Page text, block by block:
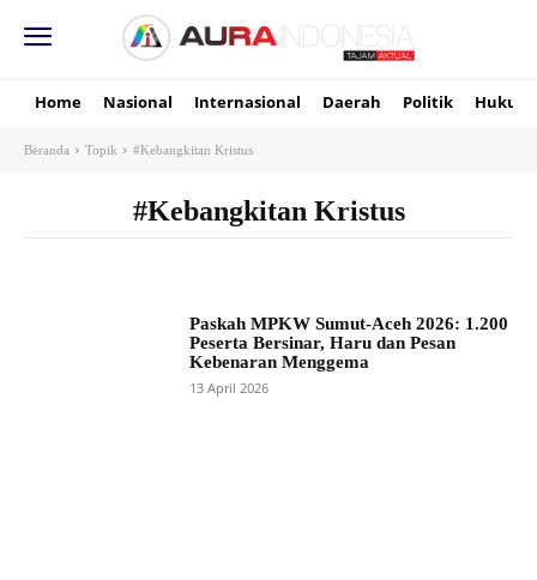
Home Nasional Internasional Daerah Politik Hukum
Beranda Topik #Kebangkitan Kristus
#Kebangkitan Kristus
Paskah MPKW Sumut-Aceh 2026: 1.200
Peserta Bersinar, Haru dan Pesan
Kebenaran Menggema
13 April 2026